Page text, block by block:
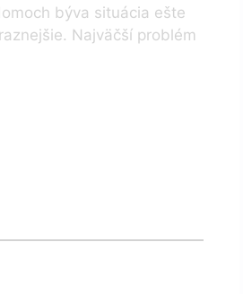
býva situácia ešte
Najväčší problém